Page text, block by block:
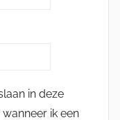
in deze
ik een